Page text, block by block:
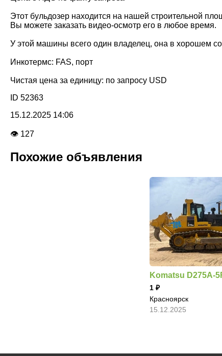
Этот бульдозер находится на нашей строительной
Вы можете заказать видео-осмотр его в любое время.
У этой машины всего один владелец, она в хорошем
Инкотермс: FAS, порт
Чистая цена за единицу: по запросу USD
ID 52363
15.12.2025 14:06
👁 127
Похожие объявления
Komatsu D275A-
1
Красноярск
15.12.2025